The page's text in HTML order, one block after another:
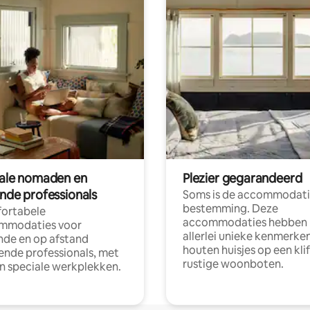
nomaden en
professionals
voor
en op afstand
professionals, met
speciale werkplekken.
Plezier gegarandeerd
Soms is de
bestemming. Deze
accommodaties hebben
allerlei unieke
houten huisjes op een
rustige woonboten.